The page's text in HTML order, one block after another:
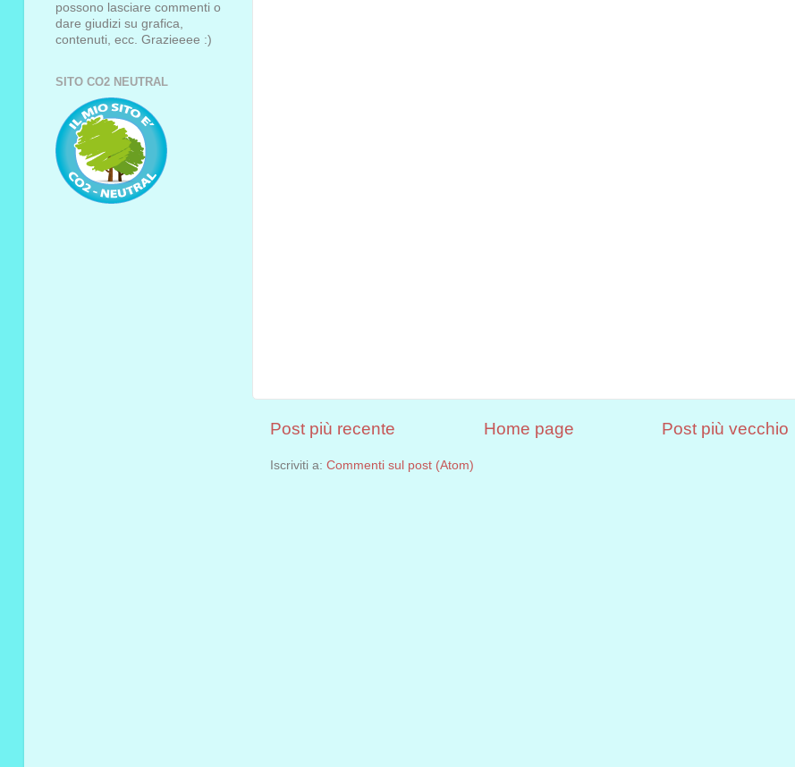
Post più recente Post più vecchio
Home page
Iscriviti a: Commenti sul post (Atom)
possono lasciare commenti o
dare giudizi su grafica,
contenuti, ecc. Grazieeee :)
SITO CO2 NEUTRAL